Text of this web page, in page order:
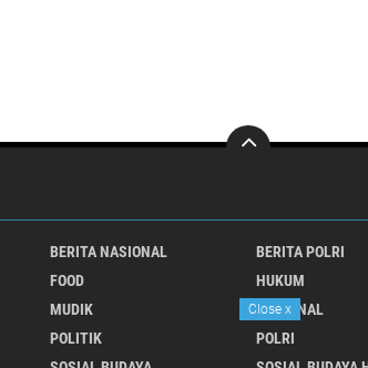
BERITA NASIONAL
BERITA POLRI
FOOD
HUKUM
MUDIK
NASIONAL
POLITIK
POLRI
Close x